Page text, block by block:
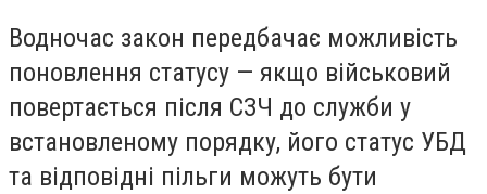
Водночас закон передбачає можливість
поновлення статусу — якщо військовий
повертається після СЗЧ до служби у
встановленому порядку, його статус УБД
та відповідні пільги можуть бути